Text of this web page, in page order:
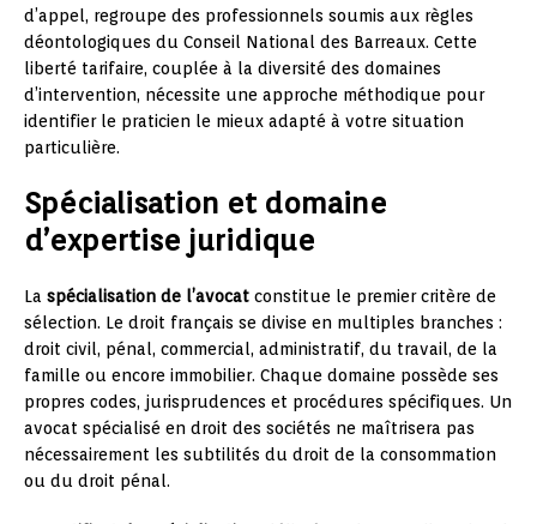
d’appel, regroupe des professionnels soumis aux règles
déontologiques du Conseil National des Barreaux. Cette
liberté tarifaire, couplée à la diversité des domaines
d’intervention, nécessite une approche méthodique pour
identifier le praticien le mieux adapté à votre situation
particulière.
Spécialisation et domaine
d’expertise juridique
La spécialisation de l’avocat constitue le premier critère de
sélection. Le droit français se divise en multiples branches :
droit civil, pénal, commercial, administratif, du travail, de la
famille ou encore immobilier. Chaque domaine possède ses
propres codes, jurisprudences et procédures spécifiques. Un
avocat spécialisé en droit des sociétés ne maîtrisera pas
nécessairement les subtilités du droit de la consommation
ou du droit pénal.